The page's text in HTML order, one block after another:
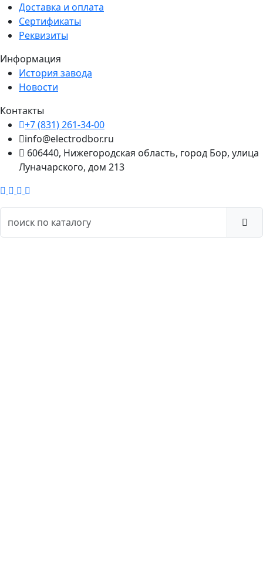
Доставка и оплата
Сертификаты
Реквизиты
Информация
История завода
Новости
Контакты
+7 (831) 261-34-00
info@electrodbor.ru
606440, Нижегородская область, город Бор, улица
Луначарского, дом 213